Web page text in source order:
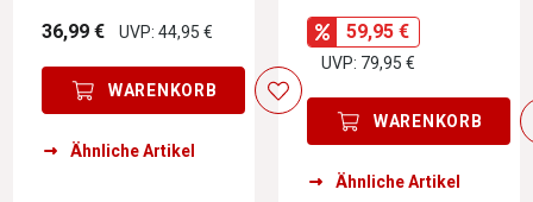
36,99 € UVP: 44,95 €
WARENKORB
Ähnliche Artikel
Duschabzieher
59,95 €
UVP: 79,95 €
WARENKORB
Ähnliche Artikel